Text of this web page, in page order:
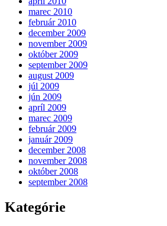
marec 2010
február 2010
december 2009
november 2009
október 2009
september 2009
august 2009
júl 2009
jún 2009
apríl 2009
marec 2009
február 2009
január 2009
december 2008
november 2008
október 2008
september 2008
Kategórie